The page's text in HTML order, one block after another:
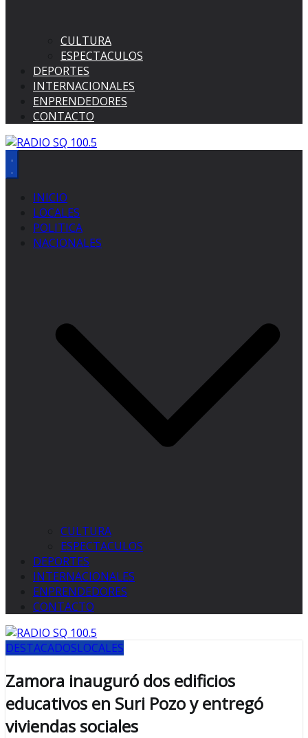
CULTURA
ESPECTACULOS
DEPORTES
INTERNACIONALES
ENPRENDEDORES
CONTACTO
INICIO
LOCALES
POLITICA
NACIONALES
CULTURA
ESPECTACULOS
DEPORTES
INTERNACIONALES
ENPRENDEDORES
CONTACTO
DESTACADOSLOCALES
Zamora inauguró dos edificios
educativos en Suri Pozo y entregó
viviendas sociales